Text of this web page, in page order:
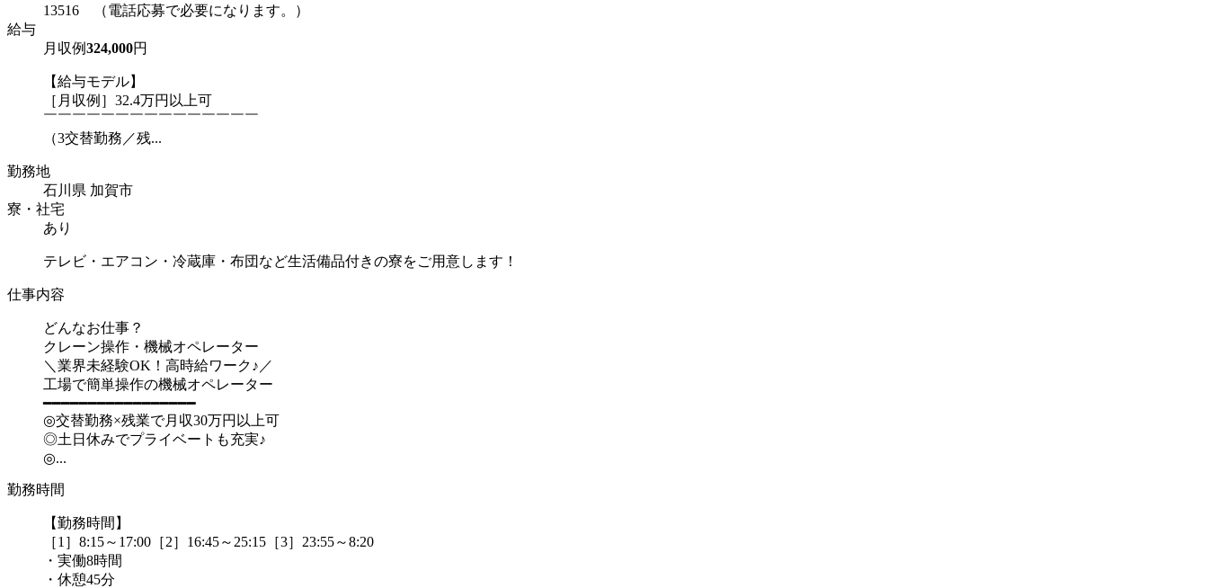
13516 （電話応募で必要になります。）
給与
月収例324,000円
【給与モデル】
［月収例］32.4万円以上可
￣￣￣￣￣￣￣￣￣￣￣￣￣￣￣
（3交替勤務／残...
勤務地
石川県 加賀市
寮・社宅
あり
テレビ・エアコン・冷蔵庫・布団など生活備品付きの寮をご用意します！
仕事内容
どんなお仕事？
クレーン操作・機械オペレーター
＼業界未経験OK！高時給ワーク♪／
工場で簡単操作の機械オペレーター
━━━━━━━━━━━━━━━━━
◎交替勤務×残業で月収30万円以上可
◎土日休みでプライベートも充実♪
◎...
勤務時間
【勤務時間】
［1］8:15～17:00［2］16:45～25:15［3］23:55～8:20
・実働8時間
・休憩45分